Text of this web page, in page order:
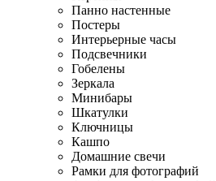
Панно настенные
Постеры
Интерьерные часы
Подсвечники
Гобелены
Зеркала
Минибары
Шкатулки
Ключницы
Кашпо
Домашние свечи
Рамки для фотографий